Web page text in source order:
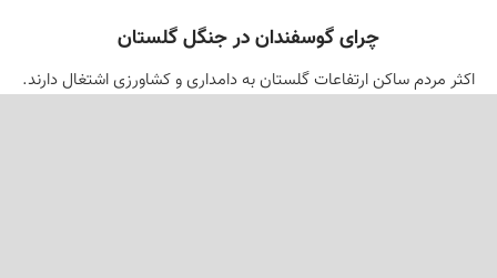
چرای گوسفندان در جنگل گلستان
اکثر مردم ساکن ارتفاعات گلستان به دامداری و کشاورزی اشتغال دارند.